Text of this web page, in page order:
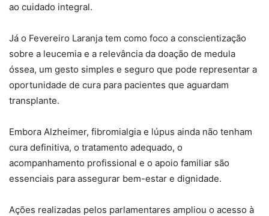
ao cuidado integral.
Já o Fevereiro Laranja tem como foco a conscientização
sobre a leucemia e a relevância da doação de medula
óssea, um gesto simples e seguro que pode representar a
oportunidade de cura para pacientes que aguardam
transplante.
Embora Alzheimer, fibromialgia e lúpus ainda não tenham
cura definitiva, o tratamento adequado, o
acompanhamento profissional e o apoio familiar são
essenciais para assegurar bem-estar e dignidade.
Ações realizadas pelos parlamentares ampliou o acesso à